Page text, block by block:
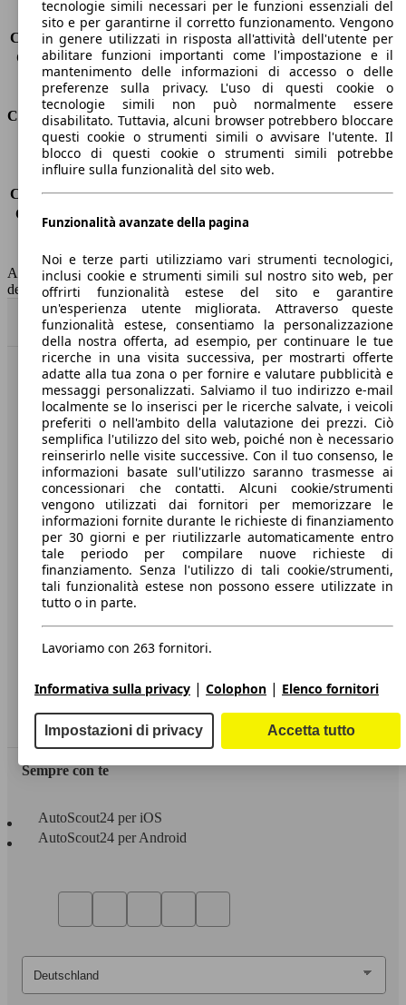
Carico sul tetto
-
Capacità di traino (senza freni) -
Capacità di traino (con freni)
1850 kg
Volume del bagagliaio
572 - 2618 l
Consumi
Emissioni di CO2*
122 g/km (komb.)
Consumo (urbano)
6.8 l/100km
Consumo (extra-urbano) 4.7 l/100km
Consumo (combinato)*
5.4 l/100km
Capacità del serbatoio
52 l
AutoScout24 non si assume alcuna responsabilità per la correttezza
dei dati.
Torna su
Benvenuti su AutoScout24, il mercato auto europeo.
Società
A proposito di AutoScout24
Stampa
Media
Condizioni generali
Informazioni
Privacy
Dichiarazione di Accessibilità
Servizi
Area rivenditori
Sempre con te
AutoScout24 per iOS
AutoScout24 per Android
tecnologie simili necessari per le funzioni essenziali del
sito e per garantirne il corretto funzionamento. Vengono
in genere utilizzati in risposta all'attività dell'utente per
abilitare funzioni importanti come l'impostazione e il
mantenimento delle informazioni di accesso o delle
preferenze sulla privacy. L'uso di questi cookie o
tecnologie simili non può normalmente essere
disabilitato. Tuttavia, alcuni browser potrebbero bloccare
questi cookie o strumenti simili o avvisare l'utente. Il
blocco di questi cookie o strumenti simili potrebbe
influire sulla funzionalità del sito web.
Funzionalità avanzate della pagina
Noi e terze parti utilizziamo vari strumenti tecnologici,
inclusi cookie e strumenti simili sul nostro sito web, per
offrirti funzionalità estese del sito e garantire
un'esperienza utente migliorata. Attraverso queste
funzionalità estese, consentiamo la personalizzazione
della nostra offerta, ad esempio, per continuare le tue
ricerche in una visita successiva, per mostrarti offerte
adatte alla tua zona o per fornire e valutare pubblicità e
messaggi personalizzati. Salviamo il tuo indirizzo e-mail
localmente se lo inserisci per le ricerche salvate, i veicoli
preferiti o nell'ambito della valutazione dei prezzi. Ciò
semplifica l'utilizzo del sito web, poiché non è necessario
reinserirlo nelle visite successive. Con il tuo consenso, le
informazioni basate sull'utilizzo saranno trasmesse ai
concessionari che contatti. Alcuni cookie/strumenti
vengono utilizzati dai fornitori per memorizzare le
informazioni fornite durante le richieste di finanziamento
per 30 giorni e per riutilizzarle automaticamente entro
tale periodo per compilare nuove richieste di
finanziamento. Senza l'utilizzo di tali cookie/strumenti,
tali funzionalità estese non possono essere utilizzate in
tutto o in parte.
Lavoriamo con 263 fornitori.
Informativa sulla privacy | Colophon | Elenco fornitori
Impostazioni di privacy Accetta tutto